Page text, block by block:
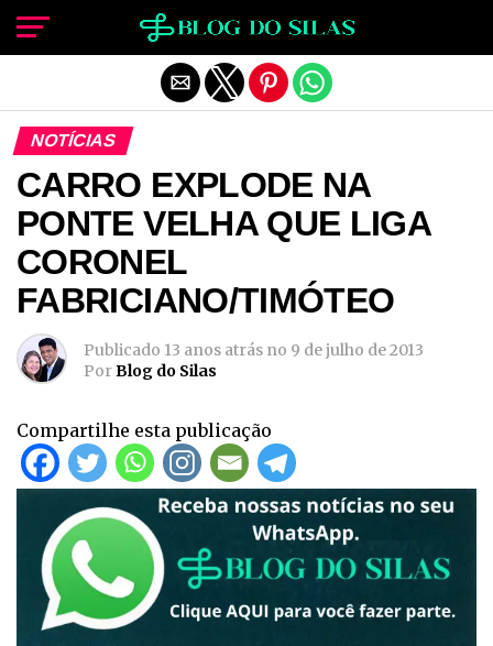
NOTÍCIAS
CARRO EXPLODE NA
PONTE VELHA QUE LIGA
CORONEL
FABRICIANO/TIMÓTEO
Publicado 13 anos atrás no 9 de julho de 2013
PorBlog do Silas
Compartilhe esta publicação
Sair da versão mobile